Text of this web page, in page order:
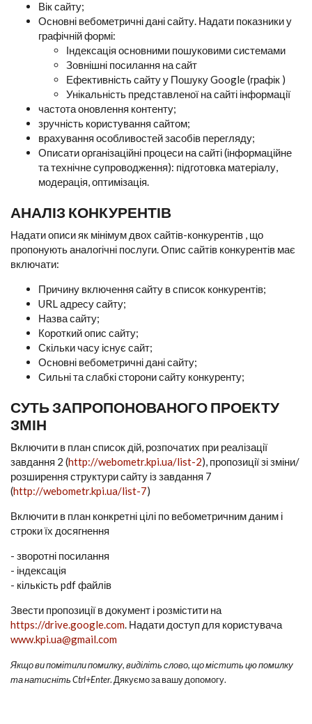
Вік сайту;
Основні вебометричні дані сайту. Надати показники у
графічній формі:
Індексація основними пошуковими системами
Зовнішні посилання на сайт
Ефективність сайту у Пошуку Google (графік )
Унікальність представленої на сайті інформації
частота оновлення контенту;
зручність користування сайтом;
врахування особливостей засобів перегляду;
Описати організаційні процеси на сайті (інформаційне
та технічне супроводження): підготовка матеріалу,
модерація, оптимізація.
АНАЛІЗ КОНКУРЕНТІВ
Надати описи як мінімум двох сайтів-конкурентів , що
пропонують аналогічні послуги. Опис сайтів конкурентів має
включати:
Причину включення сайту в список конкурентів;
URL адресу сайту;
Назва сайту;
Короткий опис сайту;
Скільки часу існує сайт;
Основні вебометричні дані сайту;
Сильні та слабкі сторони сайту конкуренту;
СУТЬ ЗАПРОПОНОВАНОГО ПРОЕКТУ
ЗМІН
Включити в план список дій, розпочатих при реалізації
завдання 2 (http://webometr.kpi.ua/list-2), пропозиції зі зміни/
розширення структури сайту із завдання 7
(http://webometr.kpi.ua/list-7)
Включити в план конкретні цілі по вебометричним даним і
строки їх досягнення
- зворотні посилання
- індексація
- кількість pdf файлів
Звести пропозиції в документ і розмістити на
https://drive.google.com. Надати доступ для користувача
www.kpi.ua@gmail.com
Якщо ви помітили помилку, виділіть слово, що містить цю помилку
та натисніть Ctrl+Enter. Дякуємо за вашу допомогу.